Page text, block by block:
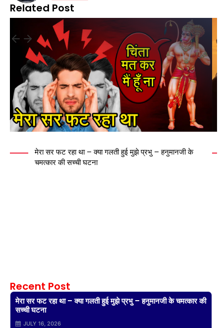
Related Post
मेरा सर फट रहा था – क्या गलती हुई मुझे प्रभु – हनुमानजी के
चमत्कार की सच्ची घटना
Recent Post
मेरा सर फट रहा था – क्या गलती हुई मुझे प्रभु – हनुमानजी के चमत्कार की
सच्ची घटना
JULY 16, 2026